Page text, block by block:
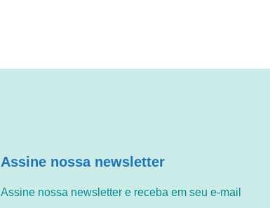
Assine nossa newsletter
Assine nossa newsletter e receba em seu e-mail